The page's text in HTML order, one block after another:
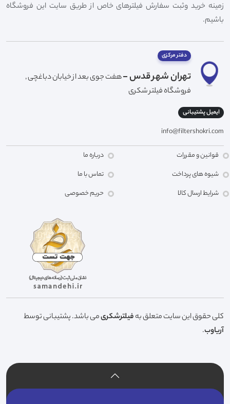
زمینه خرید وثبت سفارش فیلترهای خاص از طریق سایت این فروشگاه
باشیم.
دفتر مرکزی
تهران شهر قدس -هفت جوی بعد از خیابان دباغچی ,
فروشگاه فیلتر شکری
ایمیل پشتیبانی
info@filtershokri.com
قوانین و مقررات
شیوه های پرداخت
شرایط ارسال کالا
درباره ما
تماس با ما
حریم خصوصی
کلی حقوق این سایت متعلق بهفیلترشکریمی باشد. پشتیبانی توسط
آریاوب.